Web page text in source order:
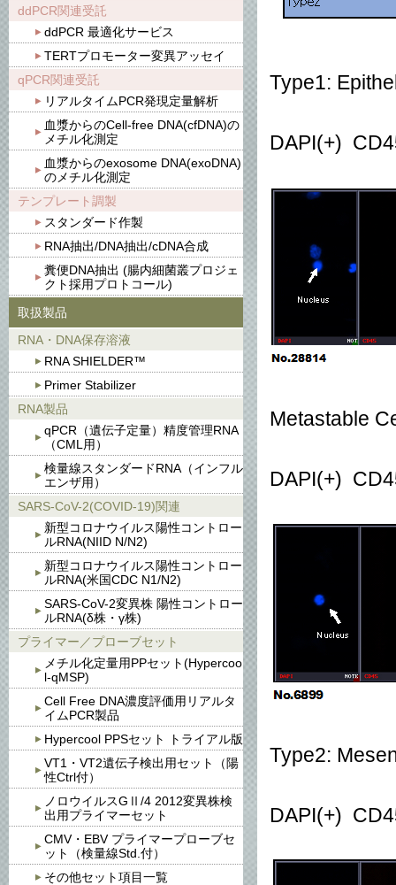
ddPCR関連受託
ddPCR 最適化サービス
TERTプロモーター変異アッセイ
qPCR関連受託
リアルタイムPCR発現定量解析
血漿からのCell-free DNA(cfDNA)の
メチル化測定
血漿からのexosome DNA(exoDNA)
のメチル化測定
テンプレート調製
スタンダード作製
RNA抽出/DNA抽出/cDNA合成
糞便DNA抽出 (腸内細菌叢プロジェ
クト採用プロトコール)
取扱製品
RNA・DNA保存溶液
RNA SHIELDER™
Primer Stabilizer
RNA製品
qPCR（遺伝子定量）精度管理RNA
（CML用）
検量線スタンダードRNA（インフル
エンザ用）
SARS-CoV-2(COVID-19)関連
新型コロナウイルス陽性コントロー
ルRNA(NIID N/N2)
新型コロナウイルス陽性コントロー
ルRNA(米国CDC N1/N2)
SARS-CoV-2変異株 陽性コントロー
ルRNA(δ株・γ株)
プライマー／プローブセット
メチル化定量用PPセット(Hypercoo
l-qMSP)
Cell Free DNA濃度評価用リアルタ
イムPCR製品
Hypercool PPSセット トライアル版
VT1・VT2遺伝子検出用セット（陽
性Ctrl付）
ノロウイルスGⅡ/4 2012変異株検
出用プライマーセット
CMV・EBV プライマープローブセ
ット（検量線Std.付）
その他セット項目一覧
Type1:
DAPI(+)
DAPI(+)
Type2:
DAPI(+)